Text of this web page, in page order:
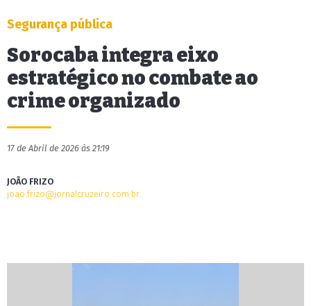
Segurança pública
Sorocaba integra eixo
estratégico no combate ao
crime organizado
17 de Abril de 2026 às 21:19
JOÃO FRIZO
joao.frizo@jornalcruzeiro.com.br